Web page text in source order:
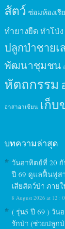
สัตว์ ซ่อมห้องเรี
ทำยางยืด ทำโป่ง
ปลูกป่าชายเ
พัฒนาชุมชน
หัตถกรรม
อาสาอาเซียน เก็บ
บทความล่าสุด
วันอาทิตย์ที่ 20 กั
ปี 69 ดูแลฟื้นฟูส
เสียสัตว์ป่า ภาย
8 August 2026 at 12 :
( รุ่น5 ปี 69 ) วัน
รักป่า (ช่วยปลูก